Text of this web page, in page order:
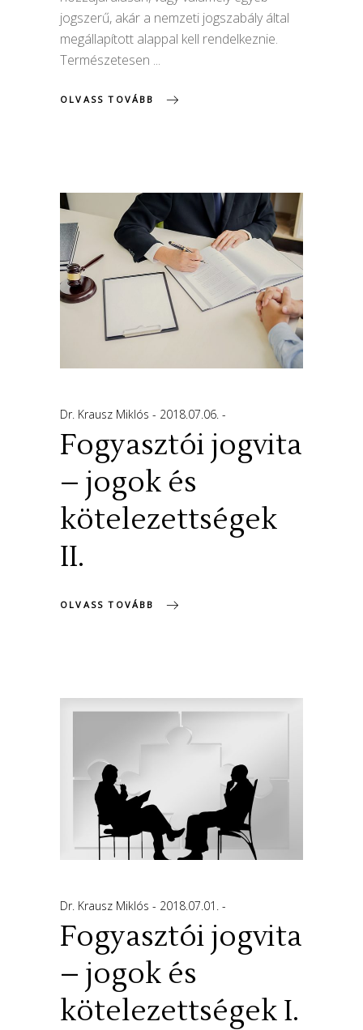
jogszerű, akár a nemzeti jogszabály által
megállapított alappal kell rendelkeznie.
Természetesen
OLVASS TOVÁBB
Dr. Krausz Miklós 2018.07.06.
Fogyasztói jogvita
– jogok és
kötelezettségek
II.
OLVASS TOVÁBB
Dr. Krausz Miklós 2018.07.01.
Fogyasztói jogvita
– jogok és
kötelezettségek I.